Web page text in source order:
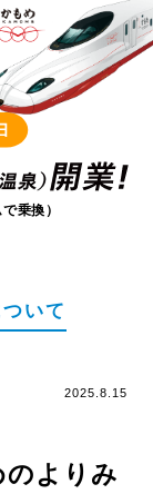
乗換）
いて
2025.8.15
のよりみ